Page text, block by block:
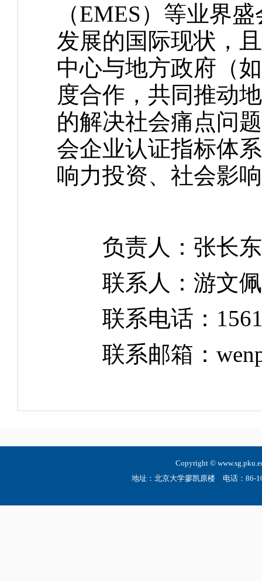
（EMES）等业界
发展的国际现状，
中心与地方政府（
度合作，共同推动
的解决社会痛点问
会企业认证指标体
响力投资、社会影
负责人：张长东
联系人：游文佩
联系电话：
联系邮箱：
Copyright ©
地址：北京大学廖凯原楼 电话：86-